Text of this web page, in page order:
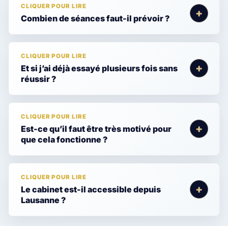
Combien de séances faut-il prévoir ?
Et si j’ai déjà essayé plusieurs fois sans
réussir ?
Est-ce qu’il faut être très motivé pour
que cela fonctionne ?
Le cabinet est-il accessible depuis
Lausanne ?